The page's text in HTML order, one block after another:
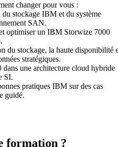
changer pour vous :
stockage IBM et du système
SAN.
optimiser un IBM Storwize 7000
du stockage, la haute disponibilité
stratégiques.
une architecture cloud hybride
SI.
pratiques IBM sur des cas
guidé.
formation ?